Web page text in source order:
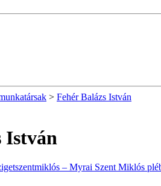
> Fehér Balázs István
István
– Myrai Szent Miklós